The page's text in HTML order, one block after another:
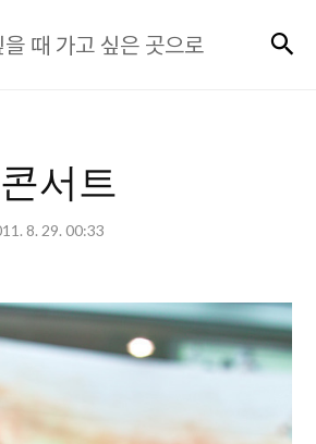
고
가
고
싶
곳
으
로
을 때 가고 싶은 곳으로
서트
8. 29. 00:33